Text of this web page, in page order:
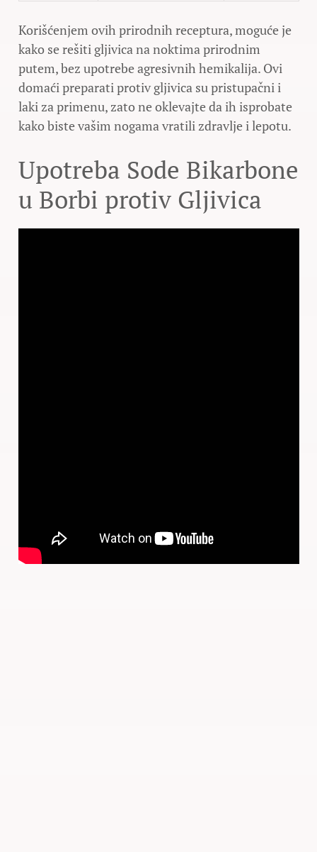
Korišćenjem ovih prirodnih receptura, moguće je
kako se rešiti gljivica na noktima prirodnim
putem, bez upotrebe agresivnih hemikalija. Ovi
domaći preparati protiv gljivica su pristupačni i
laki za primenu, zato ne oklevajte da ih isprobate
kako biste vašim nogama vratili zdravlje i lepotu.
Upotreba Sode Bikarbone
u Borbi protiv Gljivica